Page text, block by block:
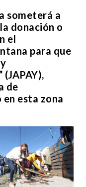
someterá a
donación o
el
para que
de
esta zona